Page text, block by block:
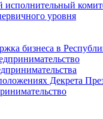
исполнительный
уровня
бизнеса в
Декрета